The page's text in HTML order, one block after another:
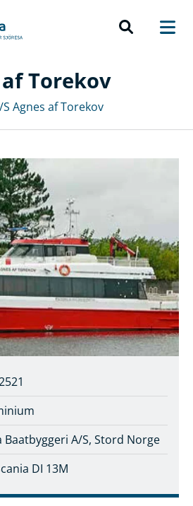
Torekov
S Agnes af Torekov
Baatbyggeri A/S, Stord Norge
DI 13M